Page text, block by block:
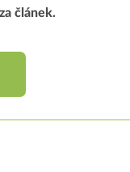
článek.